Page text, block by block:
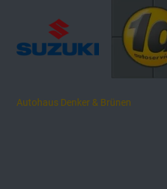
Autohaus Denker & Brünen